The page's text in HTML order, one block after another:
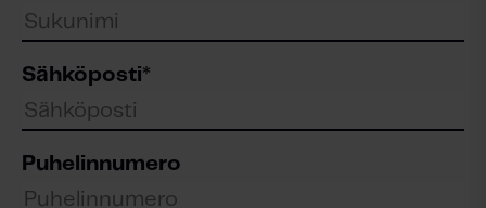
Sähköposti*
Puhelinnumero